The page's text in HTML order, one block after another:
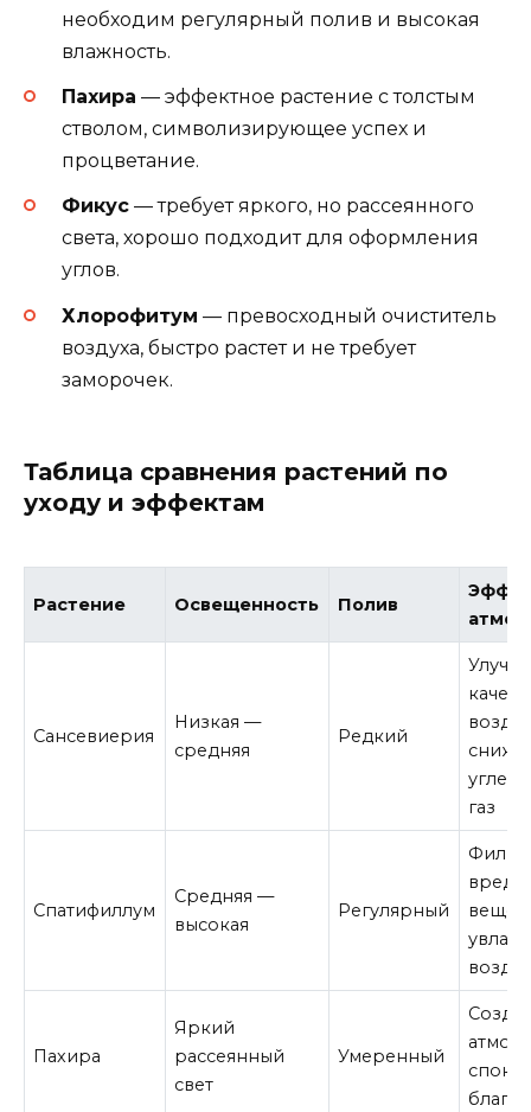
необходим регулярный полив и высокая
влажность.
Пахира — эффектное растение с толстым
стволом, символизирующее успех и
процветание.
Фикус — требует яркого, но рассеянного
света, хорошо подходит для оформления
углов.
Хлорофитум — превосходный очиститель
воздуха, быстро растет и не требует
заморочек.
Таблица сравнения растений по
уходу и эффектам
Растение Освещенность Полив
Сансевиерия
Низкая —
средняя
Редкий
газ
Спатифиллум
Средняя —
высокая
Регулярный
Пахира
Яркий
рассеянный
свет
Умеренный